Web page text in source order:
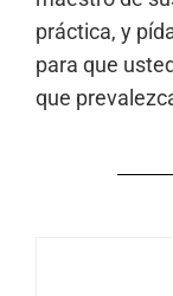
práctica, y
para que
que